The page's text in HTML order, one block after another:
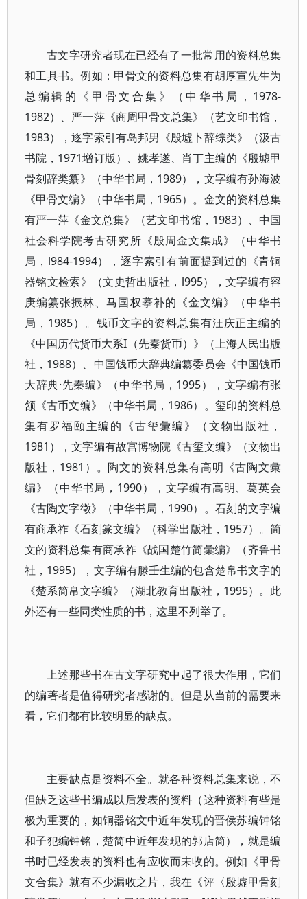
古文字研究者现在已经有了一批常用的资料总集
和工具书。例如：甲骨文的资料总集有胡厚宣先生为
总编辑的《甲骨文合集》（中华书局，1978-
1982）、严一萍《商周甲骨文总集》（艺文印书馆，
1983），逐字索引有岛邦男《殷墟卜辞综类》（汲古
书院，1971增订版）、姚孝遂、肖丁主编的《殷墟甲
骨刻辞类纂》（中华书局，1989），文字编有孙海波
《甲骨文编》（中华书局，1965）。金文的资料总集
有严一萍《金文总集》（艺文印书馆，1983）、中国
社会科学院考古研究所《殷周金文集成》（中华书
局，l984-1994），逐字索引有前面提到过的《青铜
器铭文检索》（文史哲出版社，l995），文字编有容
庚编纂张振林、马国权摹补的《金文编》（中华书
局，1985）。钱币文字的资料总集有汪庆正主编的
《中国历代货币大系I（先秦货币）》（上海人民出版
社，1988）、中国钱币大辞典编纂委员会《中国钱币
大辞典·先秦编》（中华书局，1995），文字编有张
颔《古币文编》（中华书局，1986）。玺印的资料总
集有罗福颐主编的《古玺彙编》（文物出版社，
1981），文字编有故宫博物院《古玺文编》（文物出
版社，1981）。陶文的资料总集有高明《古陶文彙
编》（中华书局，1990），文字编有高明、葛英会
《古陶文字徵》（中华书局，1990）。石刻的文字编
有商承祚《石刻篆文编》（科学出版社，1957）。简
文的资料总集有商承祚《战国楚竹简彙编》（齐鲁书
社，1995），文字编有滕壬生编的包含楚帛书文字的
《楚系简帛文字编》（湖北教育出版社，1995）。此
外还有一些同类性质的书，这里不列举了。
上述那些书在古文字研究中起了很大作用，它们
的编著者是值得研究者感谢的。但是从当前的需要来
看，它们都有比较明显的缺点。
主要缺点是资料不全。就各种资料总集来说，不
但缺乏这些书编成以后发表的资料（这种资料有些是
极为重要的，如铜器铭文中近年发现的晋侯苏编钟铭
和子犯编钟铭，楚简中近年发现的郭店简），就是编
书时已经发表的资料也有应收而未收的。例如《甲骨
文合集》就有不少漏收之片，我在《评〈殷墟甲骨刻